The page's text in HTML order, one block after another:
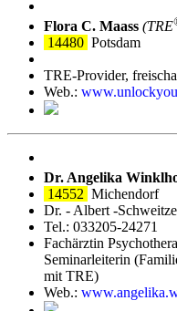
Flora C. Maass (TRE
14480 Potsdam
TRE-Provider,
Web.:
Dr. Angelika
14552 Michendorf
Dr. - Albert -
Tel.: 033205-24271
Fachärztin
Seminarleiterin
mit TRE)
Web.: